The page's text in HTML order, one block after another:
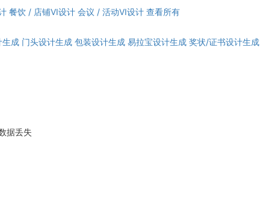
餐饮 / 店铺VI设计 会议 / 活动VI设计 查看所有
生成 门头设计生成 包装设计生成 易拉宝设计生成 奖状/证书设计生成
据丢失